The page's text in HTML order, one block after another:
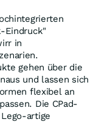
Eindruck"
in
gehen über die
und lassen sich
flexibel an
Die CPad-
artige